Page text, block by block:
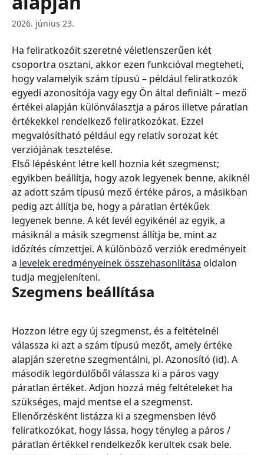
2026. június 23.
Ha feliratkozóit szeretné véletlenszerűen két
csoportra osztani, akkor ezen funkcióval megteheti,
hogy valamelyik szám típusú – például feliratkozók
egyedi azonosítója vagy egy Ön által definiált – mező
értékei alapján különválasztja a páros illetve páratlan
értékekkel rendelkező feliratkozókat. Ezzel
megvalósítható például egy relatív sorozat két
verziójának tesztelése.
Első lépésként létre kell hoznia két szegmenst;
egyikben beállítja, hogy azok legyenek benne, akiknél
az adott szám típusú mező értéke páros, a másikban
pedig azt állítja be, hogy a páratlan értékűek
legyenek benne. A két levél egyikénél az egyik, a
másiknál a másik szegmenst állítja be, mint az
időzítés címzettjei. A különböző verziók eredményeit
a levelek eredményeinek összehasonlítása oldalon
tudja megjeleníteni.
Szegmens beállítása
Hozzon létre egy új szegmenst, és a feltételnél
válassza ki azt a szám típusú mezőt, amely értéke
alapján szeretne szegmentálni, pl. Azonosító (id). A
második legördülőből válassza ki a páros vagy
páratlan értéket. Adjon hozzá még feltételeket ha
szükséges, majd mentse el a szegmenst.
Ellenőrzésként listázza ki a szegmensben lévő
feliratkozókat, hogy lássa, hogy tényleg a páros /
páratlan értékkel rendelkezők kerültek csak bele.